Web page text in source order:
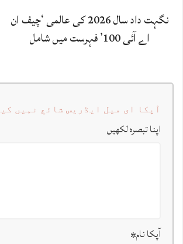
نگہت داد سال 2026 کی عالمی ‘چیف ان
اے آئی 100’ فہرست میں شامل
آپکا ای میل ایڈریس شائع نہیں
اپنا تبصرہ لکھیں
آپکا نام*